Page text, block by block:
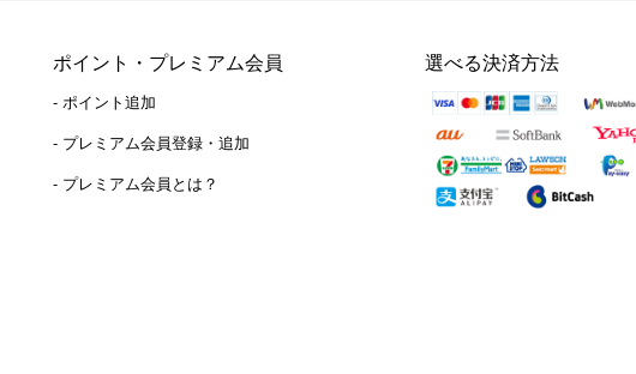
ポイント・プレミアム会員
- ポイント追加
- プレミアム会員登録・追加
- プレミアム会員とは？
選べる決済方法